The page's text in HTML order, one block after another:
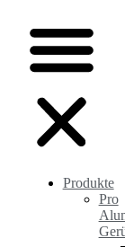
Produkte
Pro